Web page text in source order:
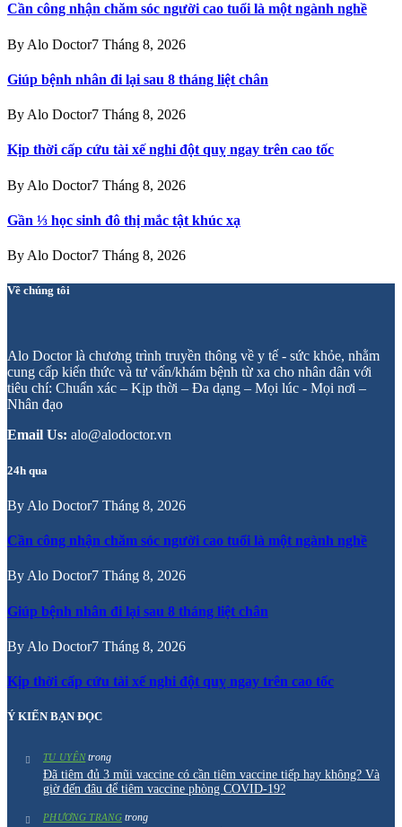
Cần công nhận chăm sóc người cao tuổi là một ngành nghề
By Alo Doctor7 Tháng 8, 2026
Giúp bệnh nhân đi lại sau 8 tháng liệt chân
By Alo Doctor7 Tháng 8, 2026
Kịp thời cấp cứu tài xế nghi đột quỵ ngay trên cao tốc
By Alo Doctor7 Tháng 8, 2026
Gần ⅓ học sinh đô thị mắc tật khúc xạ
By Alo Doctor7 Tháng 8, 2026
Về chúng tôi
Alo Doctor là chương trình truyền thông về y tế - sức khỏe, nhằm
cung cấp kiến thức và tư vấn/khám bệnh từ xa cho nhân dân với
tiêu chí: Chuẩn xác – Kịp thời – Đa dạng – Mọi lúc - Mọi nơi –
Nhân đạo
Email Us: alo@alodoctor.vn
24h qua
By Alo Doctor7 Tháng 8, 2026
Cần công nhận chăm sóc người cao tuổi là một ngành nghề
By Alo Doctor7 Tháng 8, 2026
Giúp bệnh nhân đi lại sau 8 tháng liệt chân
By Alo Doctor7 Tháng 8, 2026
Kịp thời cấp cứu tài xế nghi đột quỵ ngay trên cao tốc
Ý KIẾN BẠN ĐỌC
TU UYÊNtrong
Đã tiêm đủ 3 mũi vaccine có cần tiêm vaccine tiếp hay không? Và
giờ đến đâu để tiêm vaccine phòng COVID-19?
PHƯƠNG TRANGtrong